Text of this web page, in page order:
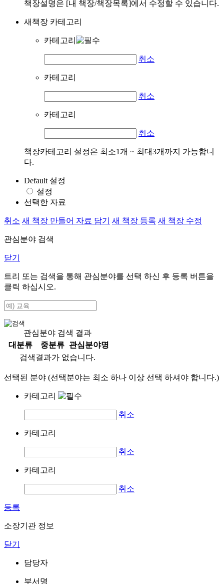
책장설명은 [내 책장/책장목록]에서 수정할 수 있습니다.
새책장 카테고리
카테고리
취소
카테고리
취소
카테고리
취소
책장카테고리 설정은 최소1개 ~ 최대3개까지 가능합니
다.
Default 설정
설정
선택한 자료
취소 새 책장 만들어 자료 담기 새 책장 등록 새 책장 수정
관심분야 검색
닫기
트리 또는 검색을 통해 관심분야를 선택 하신 후 등록 버튼을
클릭 하십시오.
관심분야 검색 결과
대분류
중분류
관심분야명
검색결과가 없습니다.
선택된 분야 (선택분야는 최소 하나 이상 선택 하셔야 합니다.)
카테고리
취소
카테고리
취소
카테고리
취소
등록
소장기관 정보
닫기
담당자
부서명